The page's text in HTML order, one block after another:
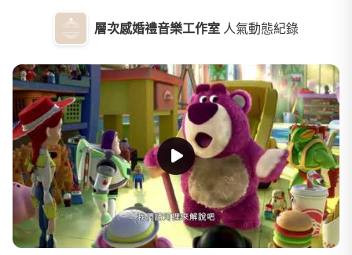
層次感婚禮音樂工作室 人氣動態紀錄